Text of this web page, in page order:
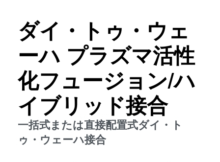
ダイ・トゥ・ウェーハ プラズ
マ活性化フュージョン/ハイブ
リッド接合
ComBond® 高真空ウェーハ
接合技術
検査・計測
金属拡散接合
フュージョン/ハイブリッド接合
ダイ・トゥ・ウェーハ プラズマ活性化フュージョン/ハイブ
リッド接合
ComBond® 高真空ウェーハ接合技術
ダイ・トゥ・ウェ
ーハ プラズマ活性
化フュージョン/ハ
イブリッド接合
一括式または直接配置式ダイ・ト
ゥ・ウェーハ接合